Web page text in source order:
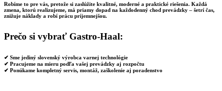
Robíme to pre vás, pretože si zaslúžite kvalitné, moderné a praktické riešenia. Každá
zmena, ktorú realizujeme, má priamy dopad na každodenný chod prevádzky – šetrí čas,
znižuje náklady a robí prácu príjemnejšou.
Prečo si vybrať Gastro-Haal:
✔ Sme jediný slovenský výrobca varnej technológie
✔ Pracujeme na mieru podľa vašej prevádzky aj rozpočtu
✔ Ponúkame kompletný servis, montáž, zaškolenie aj poradenstvo